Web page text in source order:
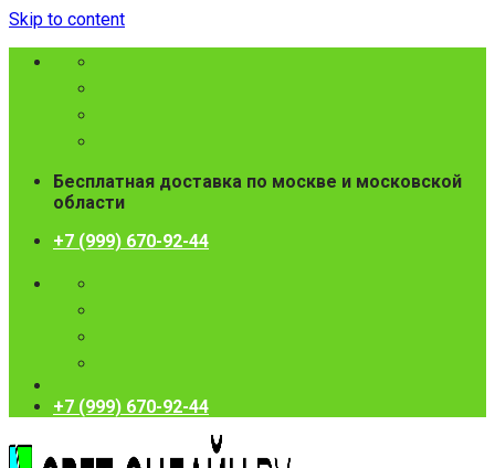
Skip to content
Бесплатная доставка по москве и московской
области
+7 (999) 670-92-44
+7 (999) 670-92-44